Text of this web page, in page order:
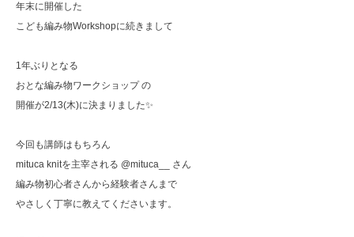
年末に開催した
こども編み物Workshopに続きまして
1年ぶりとなる
おとな編み物ワークショップ の
開催が2/13(木)に決まりました✨
今回も講師はもちろん
mituca knitを主宰される @mituca__ さん
編み物初心者さんから経験者さんまで
やさしく丁寧に教えてくださいます。